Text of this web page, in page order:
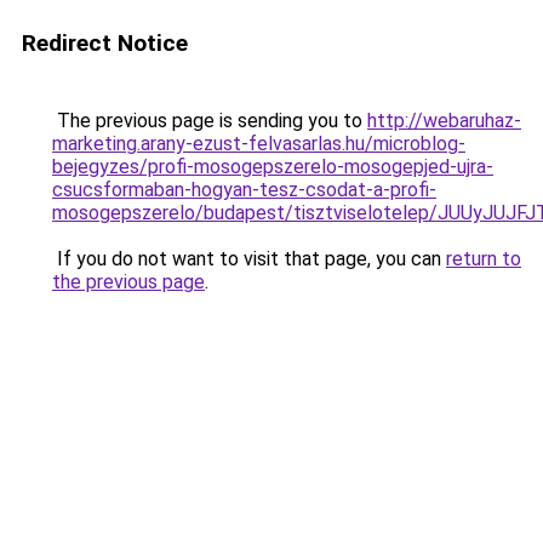
Redirect Notice
The previous page is sending you to http://webaruhaz-
marketing.arany-ezust-felvasarlas.hu/microblog-
bejegyzes/profi-mosogepszerelo-mosogepjed-ujra-
csucsformaban-hogyan-tesz-csodat-a-profi-
mosogepszerelo/budapest/tisztviselotelep/
If you do not want to visit that page, you can return to
the previous page.